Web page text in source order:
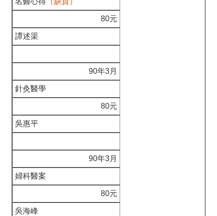
80元
譚述渠
90年3月
針灸醫學
80元
吳惠平
90年3月
婦科醫案
80元
吳海峰